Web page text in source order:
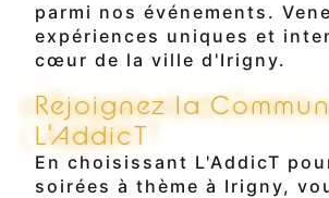
parmi nos événements.
expériences uniques et
cœur de la ville d'Irigny.
Rejoignez la
L'AddicT
En choisissant L'AddicT
soirées à thème à Irigny,